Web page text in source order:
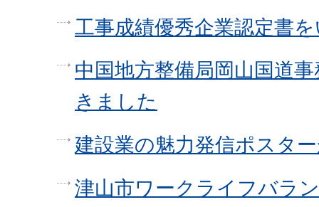
工事成績優秀企業認定書
中国地方整備局岡山国道
きました
建設業の魅力発信ポスタ
津山市ワークライフバラ